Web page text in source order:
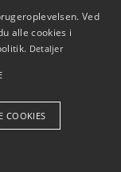
af elektronik
Ved
alle cookies i
Detaljer
COOKIES